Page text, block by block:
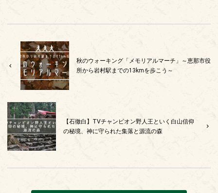
秋のウォーキング「メモリアルマーチ」～恵那市役
所から岩村駅までの13kmを歩こう～
【石徹白】TVチャンピオン野人王といく白山信仰
の秘境、神に守られた集落と源流の森